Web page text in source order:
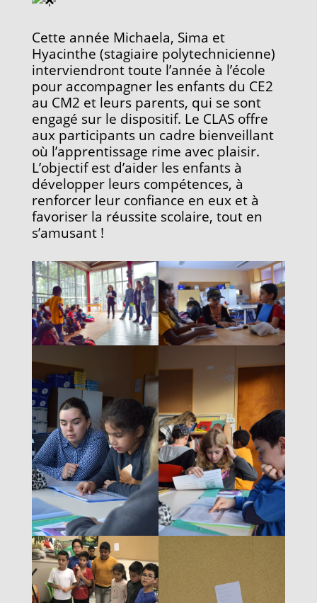
Cette année Michaela, Sima et
Hyacinthe (stagiaire polytechnicienne)
interviendront toute l’année à l’école
pour accompagner les enfants du CE2
au CM2 et leurs parents, qui se sont
engagé sur le dispositif. Le CLAS offre
aux participants un cadre bienveillant
où l’apprentissage rime avec plaisir.
L’objectif est d’aider les enfants à
développer leurs compétences, à
renforcer leur confiance en eux et à
favoriser la réussite scolaire, tout en
s’amusant !